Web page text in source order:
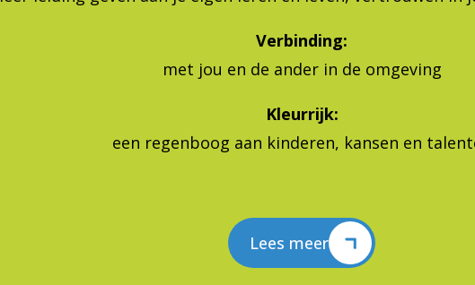
Verbinding:
met jou en de ander in de omgeving
Kleurrijk:
een regenboog aan kinderen, kansen en
Lees meer